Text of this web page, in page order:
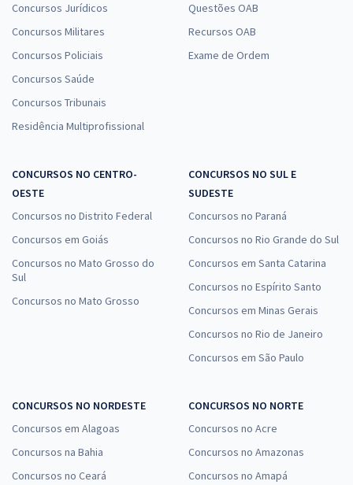
Concursos Jurídicos
Concursos Militares
Concursos Policiais
Concursos Saúde
Concursos Tribunais
Residência Multiprofissional
Questões OAB
Recursos OAB
Exame de Ordem
CONCURSOS NO CENTRO-
OESTE
Concursos no Distrito Federal
Concursos em Goiás
Concursos no Mato Grosso do
Sul
Concursos no Mato Grosso
CONCURSOS NO SUL E
SUDESTE
Concursos no Paraná
Concursos no Rio Grande do Sul
Concursos em Santa Catarina
Concursos no Espírito Santo
Concursos em Minas Gerais
Concursos no Rio de Janeiro
Concursos em São Paulo
CONCURSOS NO NORDESTE
Concursos em Alagoas
Concursos na Bahia
Concursos no Ceará
CONCURSOS NO NORTE
Concursos no Acre
Concursos no Amazonas
Concursos no Amapá